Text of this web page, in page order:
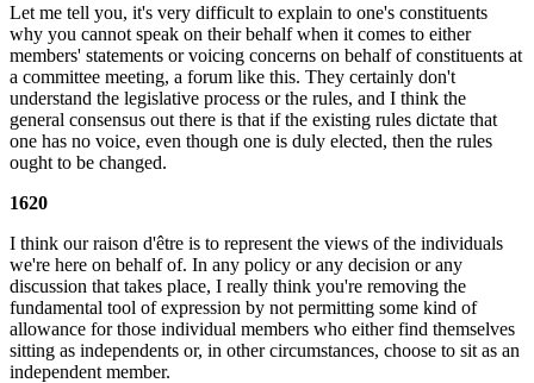
Let me tell you, it's very difficult to explain to one's constituents
why you cannot speak on their behalf when it comes to either
members' statements or voicing concerns on behalf of constituents at
a committee meeting, a forum like this. They certainly don't
understand the legislative process or the rules, and I think the
general consensus out there is that if the existing rules dictate that
one has no voice, even though one is duly elected, then the rules
ought to be changed.
1620
I think our raison d'être is to represent the views of the individuals
we're here on behalf of. In any policy or any decision or any
discussion that takes place, I really think you're removing the
fundamental tool of expression by not permitting some kind of
allowance for those individual members who either find themselves
sitting as independents or, in other circumstances, choose to sit as an
independent member.